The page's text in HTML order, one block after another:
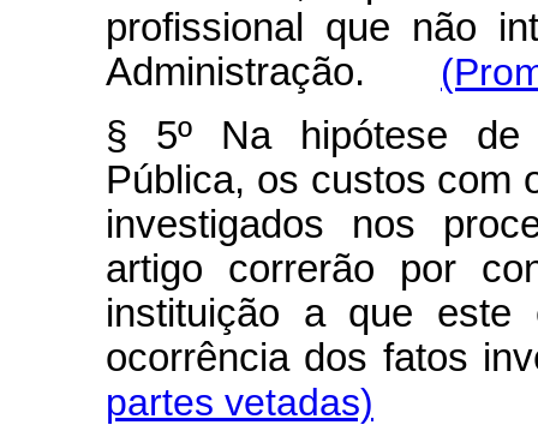
profissional que não
Administração.
§ 5º Na hipótese de
Pública, os custos com
investigados nos
artigo correrão por
instituição a que este
ocorrência dos fatos
partes vetadas)